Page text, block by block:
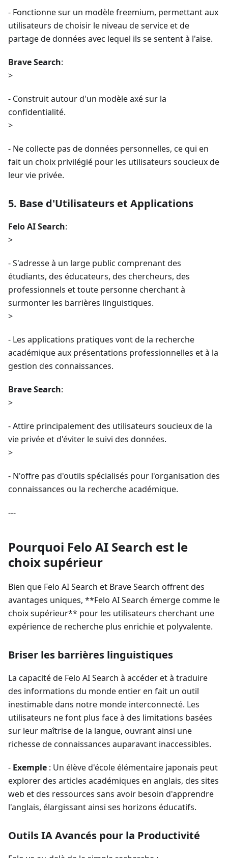
- Fonctionne sur un modèle freemium, permettant aux
utilisateurs de choisir le niveau de service et de
partage de données avec lequel ils se sentent à l'aise.
Brave Search:
>
- Construit autour d'un modèle axé sur la
confidentialité.
>
- Ne collecte pas de données personnelles, ce qui en
fait un choix privilégié pour les utilisateurs soucieux de
leur vie privée.
5. Base d'Utilisateurs et Applications
Felo AI Search:
>
- S'adresse à un large public comprenant des
étudiants, des éducateurs, des chercheurs, des
professionnels et toute personne cherchant à
surmonter les barrières linguistiques.
>
- Les applications pratiques vont de la recherche
académique aux présentations professionnelles et à la
gestion des connaissances.
Brave Search:
>
- Attire principalement des utilisateurs soucieux de la
vie privée et d'éviter le suivi des données.
>
- N'offre pas d'outils spécialisés pour l'organisation des
connaissances ou la recherche académique.
---
Pourquoi Felo AI Search est le
choix supérieur
Bien que Felo AI Search et Brave Search offrent des
avantages uniques, **Felo AI Search émerge comme le
choix supérieur** pour les utilisateurs cherchant une
expérience de recherche plus enrichie et polyvalente.
Briser les barrières linguistiques
La capacité de Felo AI Search à accéder et à traduire
des informations du monde entier en fait un outil
inestimable dans notre monde interconnecté. Les
utilisateurs ne font plus face à des limitations basées
sur leur maîtrise de la langue, ouvrant ainsi une
richesse de connaissances auparavant inaccessibles.
- Exemple : Un élève d'école élémentaire japonais peut
explorer des articles académiques en anglais, des sites
web et des ressources sans avoir besoin d'apprendre
l'anglais, élargissant ainsi ses horizons éducatifs.
Outils IA Avancés pour la Productivité